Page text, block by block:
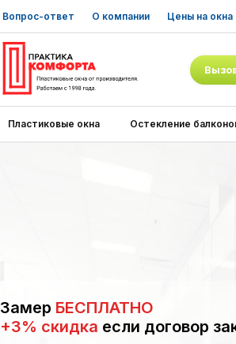
Вопрос-ответ О компании Цены на окна
Пластиковые окна Остекление
Замер БЕСПЛАТНО
+3% скидка если договор